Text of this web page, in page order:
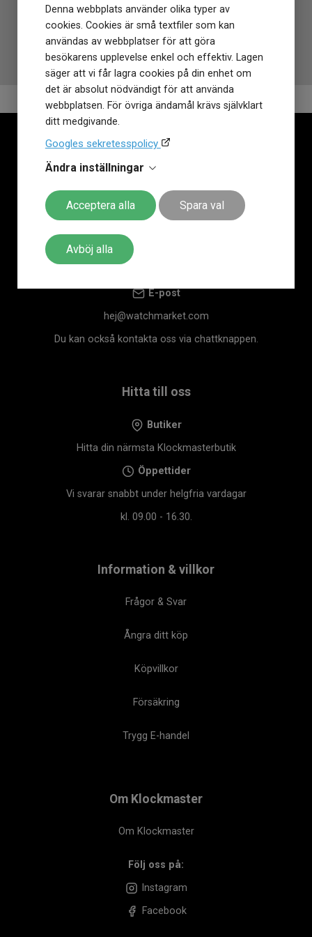
Denna webbplats använder olika typer av
cookies. Cookies är små textfiler som kan
användas av webbplatser för att göra
besökarens upplevelse enkel och effektiv. Lagen
säger att vi får lagra cookies på din enhet om
det är absolut nödvändigt för att använda
webbplatsen. För övriga ändamål krävs självklart
ditt medgivande.
Googles sekretesspolicy
Ändra inställningar
Acceptera alla Spara val
Avböj alla
inte går av för hackor. Behöver dujustera armbandet
ocksågratis i alla Klockmasterbutiker. Klockmaster har
funnits sedan 1972 på den Svenska marknaden!
Kontaktuppgifter
Telefonväxel
E-post
hej@watchmarket.com
Du kan också kontakta oss via chattknappen.
Hitta till oss
Butiker
Hitta din närmsta Klockmasterbutik
Öppettider
Vi svarar snabbt under helgfria vardagar
kl. 09.00 - 16.30.
Information & villkor
Frågor & Svar
Ångra ditt köp
Köpvillkor
Försäkring
Trygg E-handel
Om Klockmaster
Om Klockmaster
Följ oss på:
Instagram
Facebook